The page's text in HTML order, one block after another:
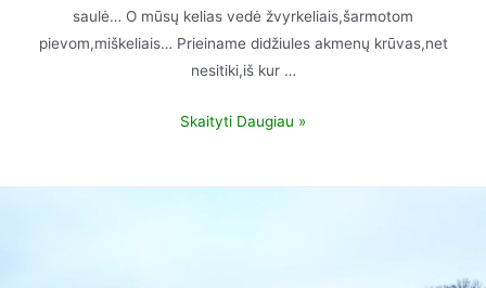
saulė… O mūsų kelias vedė žvyrkeliais,šarmotom
pievom,miškeliais… Prieiname didžiules akmenų krūvas,net
nesitiki,iš kur …
Skaityti Daugiau »